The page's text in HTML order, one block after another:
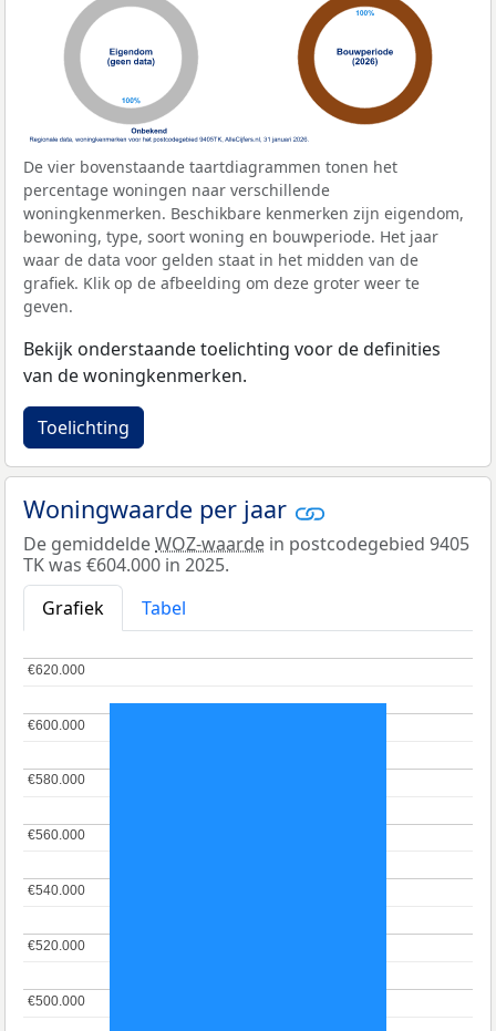
De vier bovenstaande taartdiagrammen tonen het
percentage woningen naar verschillende
woningkenmerken. Beschikbare kenmerken zijn eigendom,
bewoning, type, soort woning en bouwperiode. Het jaar
waar de data voor gelden staat in het midden van de
grafiek. Klik op de afbeelding om deze groter weer te
geven.
Bekijk onderstaande toelichting voor de definities
van de woningkenmerken.
Toelichting
Woningwaarde per jaar
De gemiddeldeWOZ-waarde in postcodegebied 9405
TK was €604.000 in 2025.
Grafiek
Tabel
€500.000
€500.000
€520.000
€520.000
€540.000
€540.000
€560.000
€560.000
€580.000
€580.000
€600.000
€600.000
€620.000
€620.000